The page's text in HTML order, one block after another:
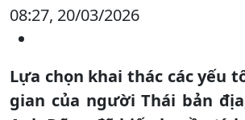
08:27, 20/03/2026
Lựa chọn khai thác các yếu
gian của người Thái bản